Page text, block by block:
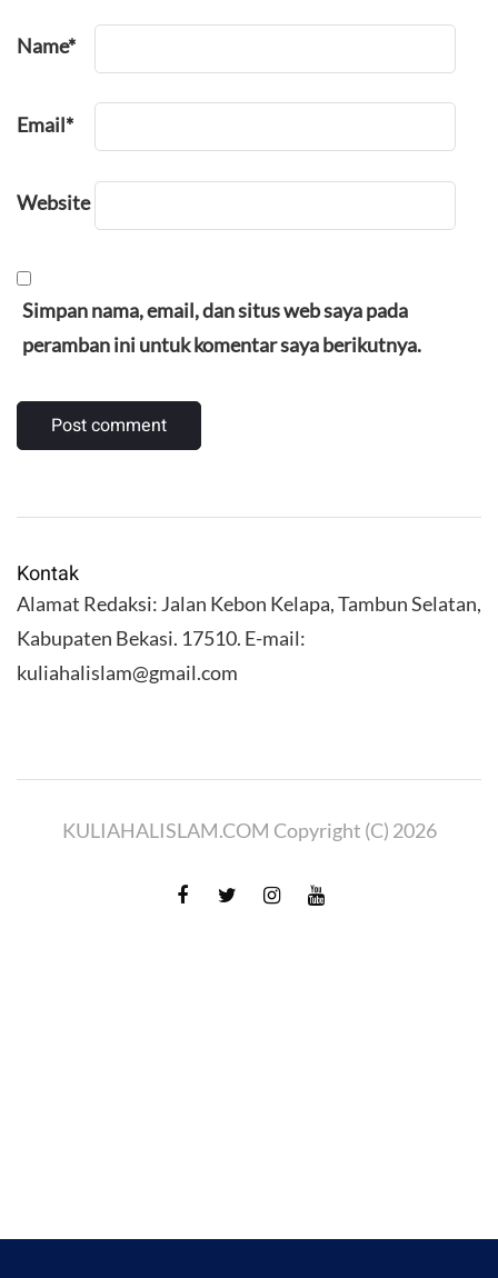
Name*
Email*
Website
Simpan nama, email, dan situs web saya pada
peramban ini untuk komentar saya berikutnya.
Kontak
Alamat Redaksi: Jalan Kebon Kelapa, Tambun Selatan,
Kabupaten Bekasi. 17510. E-mail:
kuliahalislam@gmail.com
KULIAHALISLAM.COM Copyright (C) 2026